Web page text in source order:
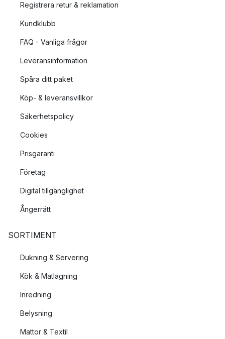
Registrera retur & reklamation
Kundklubb
FAQ - Vanliga frågor
Leveransinformation
Spåra ditt paket
Köp- & leveransvillkor
Säkerhetspolicy
Cookies
Prisgaranti
Företag
Digital tillgänglighet
Ångerrätt
SORTIMENT
Dukning & Servering
Kök & Matlagning
Inredning
Belysning
Mattor & Textil